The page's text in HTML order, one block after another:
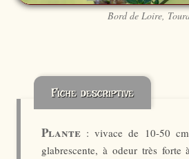
Bord de Loire,
Fiche descriptive
Plante : vivace de 10-50
glabrescente, à odeur très forte